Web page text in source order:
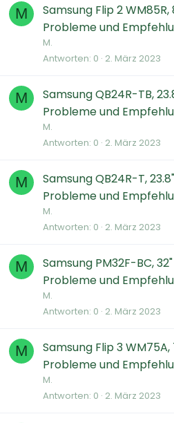
M
Samsung Flip 2
Probleme und
M.
Antworten 0 2. März 2023
M
Samsung QB24R-TB,
Probleme und
M.
Antworten 0 2. März 2023
M
Samsung QB24R-T,
Probleme und
M.
Antworten 0 2. März 2023
M
Samsung PM32F-BC,
Probleme und
M.
Antworten 0 2. März 2023
M
Samsung Flip 3
Probleme und
M.
Antworten 0 2. März 2023